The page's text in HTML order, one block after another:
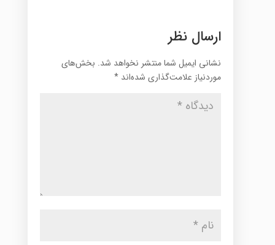
ارسال نظر
نشانی ایمیل شما منتشر نخواهد شد. بخش‌های
موردنیاز علامت‌گذاری شده‌اند *